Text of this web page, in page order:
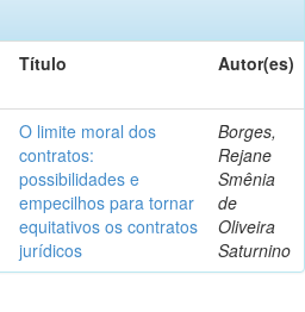
Título Autor(es)
O limite moral dos
contratos:
possibilidades e
empecilhos para tornar
equitativos os contratos
jurídicos
Borges,
Rejane
Smênia
de
Oliveira
Saturnino